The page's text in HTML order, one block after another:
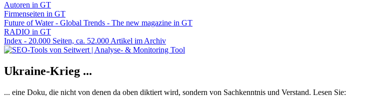
Autoren in GT
Firmenseiten in GT
Future of Water - Global Trends - The new magazine in GT
RADIO in GT
Index - 20.000 Seiten, ca. 52.000 Artikel im Archiv
Ukraine-Krieg ...
... eine Doku, die nicht von denen da oben diktiert wird, sondern von Sachkenntnis und Verstand. Lesen Sie: